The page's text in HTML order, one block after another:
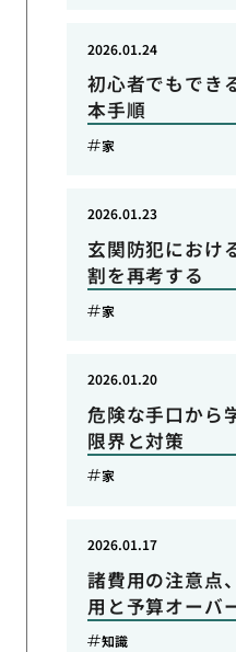
初心者でもでき
本手順
2026.01.24
家
玄関防犯におけ
割を再考する
2026.01.23
家
危険な手口から
限界と対策
2026.01.20
家
諸費用の注意点
用と予算オーバ
2026.01.17
知識